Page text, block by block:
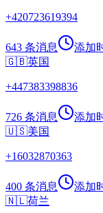
+420723619394
643 条消息 添加
🇬🇧英国
+447383398836
726 条消息 添加
🇺🇸美国
+16032870363
400 条消息 添加
🇳🇱荷兰